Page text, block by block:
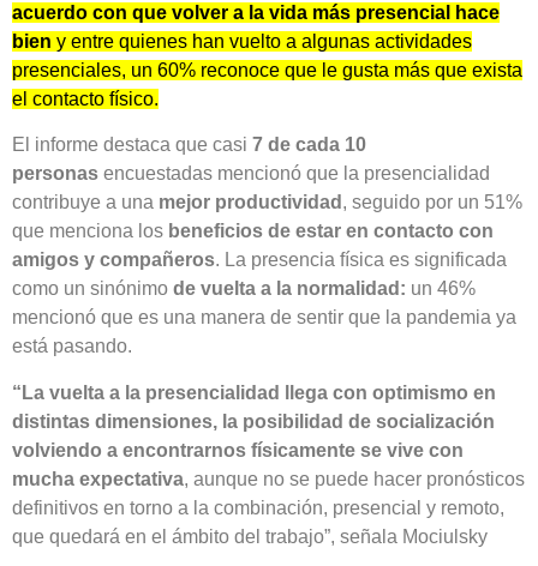
acuerdo con que volver a la vida más presencial hace
bien y entre quienes han vuelto a algunas actividades
presenciales, un 60% reconoce que le gusta más que exista
el contacto físico.
El informe destaca que casi 7 de cada 10
personas encuestadas mencionó que la presencialidad
contribuye a una mejor productividad , seguido por un 51%
que menciona los beneficios de estar en contacto con
amigos y compañeros. La presencia física es significada
como un sinónimo de vuelta a la normalidad: un 46%
mencionó que es una manera de sentir que la pandemia ya
está pasando.
“La vuelta a la presencialidad llega con optimismo en
distintas dimensiones, la posibilidad de socialización
volviendo a encontrarnos físicamente se vive con
mucha expectativa, aunque no se puede hacer pronósticos
definitivos en torno a la combinación, presencial y remoto,
que quedará en el ámbito del trabajo”, señala Mociulsky